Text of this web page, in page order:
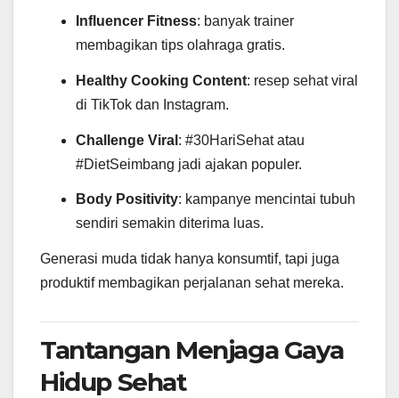
Influencer Fitness: banyak trainer
membagikan tips olahraga gratis.
Healthy Cooking Content: resep sehat viral
di TikTok dan Instagram.
Challenge Viral : #30HariSehat atau
#DietSeimbang jadi ajakan populer.
Body Positivity: kampanye mencintai tubuh
sendiri semakin diterima luas.
Generasi muda tidak hanya konsumtif, tapi juga
produktif membagikan perjalanan sehat mereka.
Tantangan Menjaga Gaya
Hidup Sehat